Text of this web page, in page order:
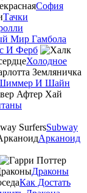
София
Тачки
Мир Гамбола
И Ферб
Холодное
И Шайн
Subway
Арканоид
Драконы
Как Достать